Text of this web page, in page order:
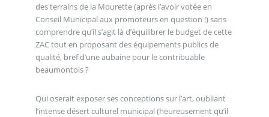
des terrains de la Mourette (après l’avoir votée en
Conseil Municipal aux promoteurs en question !) sans
comprendre qu’il s’agit là d’équilibrer le budget de cette
ZAC tout en proposant des équipements publics de
qualité, bref d’une aubaine pour le contribuable
beaumontois ?
Qui oserait exposer ses conceptions sur l’art, oubliant
l’intense désert culturel municipal (heureusement qu’il